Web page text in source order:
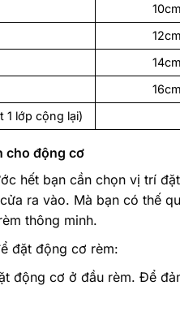
10cm
12cm
14cm
16cm
1 lớp cộng lại)
cho động cơ
hết bạn cần chọn vị trí
ra vào. Mà bạn có thế
thông minh.
đặt động cơ rèm:
động cơ ở đầu rèm. Để